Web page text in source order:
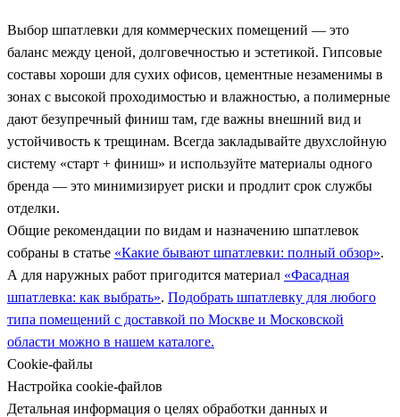
Выбор шпатлевки для коммерческих помещений — это
баланс между ценой, долговечностью и эстетикой. Гипсовые
составы хороши для сухих офисов, цементные незаменимы в
зонах с высокой проходимостью и влажностью, а полимерные
дают безупречный финиш там, где важны внешний вид и
устойчивость к трещинам. Всегда закладывайте двухслойную
систему «старт + финиш» и используйте материалы одного
бренда — это минимизирует риски и продлит срок службы
отделки.
Общие рекомендации по видам и назначению шпатлевок
собраны в статье «Какие бывают шпатлевки: полный обзор».
А для наружных работ пригодится материал «Фасадная
шпатлевка: как выбрать». Подобрать шпатлевку для любого
типа помещений с доставкой по Москве и Московской
области можно в нашем каталоге.
Cookie-файлы
Настройка cookie-файлов
Детальная информация о целях обработки данных и